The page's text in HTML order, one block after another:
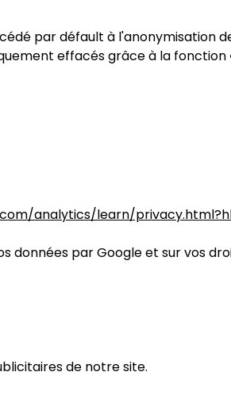
par défault à l'anonymisation
effacés grâce à la
analytics/learn/
données par Google et sur vos
de notre site.